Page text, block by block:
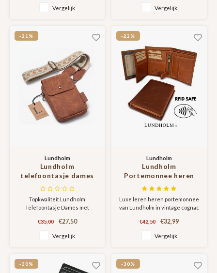
Vergelijk
overzichtelijk en stijlvol. Door
Vergelijk
-21%
Lundholm
Lundholm
telefoontasje dames
crossbody bruin -
schoudertasje dames
crossbody - tas dames
schoudertas - cadeau
voor vriendin |
Sauda Serie
Topkwaliteit Lundholm
Telefoontasje Dames met
tassenband
€35,00 €27,50
Vergelijk
-22%
Lundholm
Lundholm
Portemonnee heren
luxe leer RFID anti-
skim - hoge kwaliteit
portefeuille heren leer
- mannen cadeautjes,
cadeau voor man
Luxe leren heren portemonnee
van Lundholm in vintage cognac
Gemaakt van hoge kwaliteit
Dit is het leersoort wat jaren
€42,50 €32,99
Vergelijk
-30% -30%